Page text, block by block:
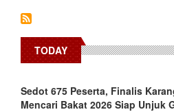
TODAY
Sedot 675 Peserta, Finalis
Mencari Bakat 2026 Siap Unjuk